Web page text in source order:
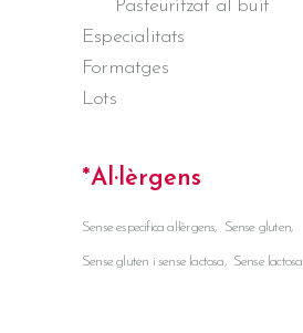
Pasteuritzat al buit
Especialitats
Formatges
Lots
*Al·lèrgens
Sense especifica al·lèrgens Sense gluten
Sense gluten i sense lactosa Sense lactosa